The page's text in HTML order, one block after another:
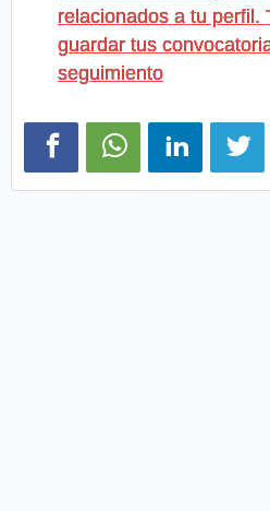
relacionados a tu perfil.
guardar tus
seguimiento